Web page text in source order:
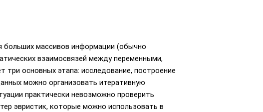
больших массивов информации (обычно
взаимосвязей между переменными,
основных этапа: исследование, построение
можно организовать итеративную
практически невозможно проверить
эвристик, которые можно использовать в